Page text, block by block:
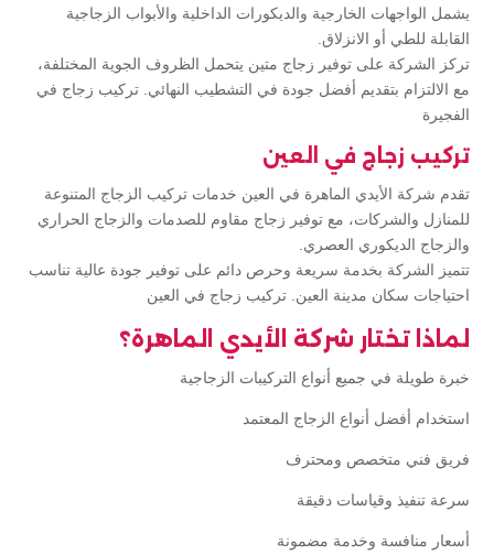
يشمل الواجهات الخارجية والديكورات الداخلية والأبواب الزجاجية
القابلة للطي أو الانزلاق.
تركز الشركة على توفير زجاج متين يتحمل الظروف الجوية المختلفة،
مع الالتزام بتقديم أفضل جودة في التشطيب النهائي. تركيب زجاج في
الفجيرة
تركيب زجاج في العين
تقدم شركة الأيدي الماهرة في العين خدمات تركيب الزجاج المتنوعة
للمنازل والشركات، مع توفير زجاج مقاوم للصدمات والزجاج الحراري
والزجاج الديكوري العصري.
تتميز الشركة بخدمة سريعة وحرص دائم على توفير جودة عالية تناسب
احتياجات سكان مدينة العين. تركيب زجاج في العين
لماذا تختار شركة الأيدي الماهرة؟
خبرة طويلة في جميع أنواع التركيبات الزجاجية
استخدام أفضل أنواع الزجاج المعتمد
فريق فني متخصص ومحترف
سرعة تنفيذ وقياسات دقيقة
أسعار منافسة وخدمة مضمونة